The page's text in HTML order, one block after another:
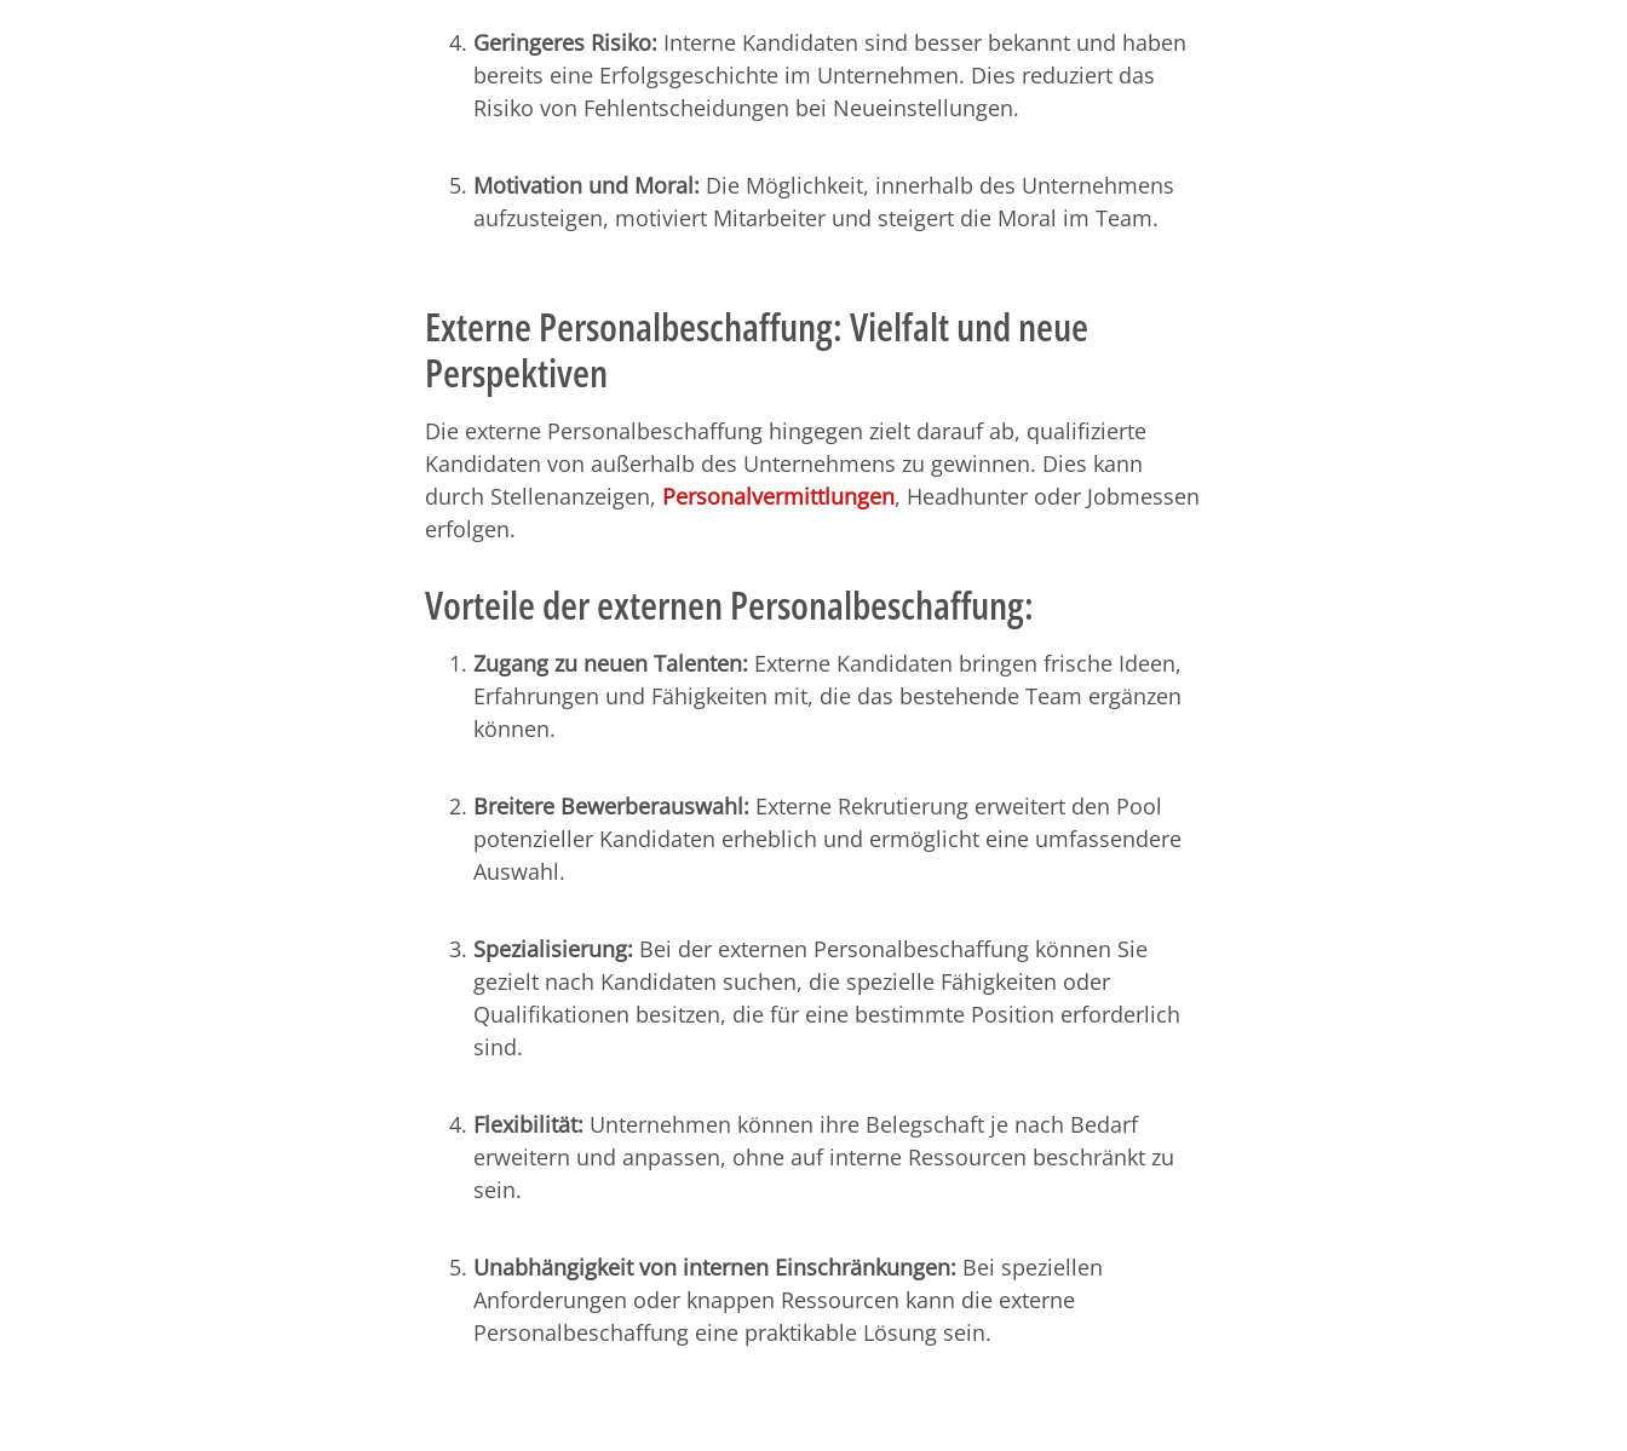
Geringeres Risiko: Interne Kandidaten sind besser bekannt und haben
bereits eine Erfolgsgeschichte im Unternehmen. Dies reduziert das
Risiko von Fehlentscheidungen bei Neueinstellungen.
Motivation und Moral: Die Möglichkeit, innerhalb des Unternehmens
aufzusteigen, motiviert Mitarbeiter und steigert die Moral im Team.
Externe Personalbeschaffung: Vielfalt und neue
Perspektiven
Die externe Personalbeschaffung hingegen zielt darauf ab, qualifizierte
Kandidaten von außerhalb des Unternehmens zu gewinnen. Dies kann
durch Stellenanzeigen, Personalvermittlungen, Headhunter oder Jobmessen
erfolgen.
Vorteile der externen Personalbeschaffung:
Zugang zu neuen Talenten: Externe Kandidaten bringen frische Ideen,
Erfahrungen und Fähigkeiten mit, die das bestehende Team ergänzen
können.
Breitere Bewerberauswahl: Externe Rekrutierung erweitert den Pool
potenzieller Kandidaten erheblich und ermöglicht eine umfassendere
Auswahl.
Spezialisierung: Bei der externen Personalbeschaffung können Sie
gezielt nach Kandidaten suchen, die spezielle Fähigkeiten oder
Qualifikationen besitzen, die für eine bestimmte Position erforderlich
sind.
Flexibilität: Unternehmen können ihre Belegschaft je nach Bedarf
erweitern und anpassen, ohne auf interne Ressourcen beschränkt zu
sein.
Unabhängigkeit von internen Einschränkungen: Bei speziellen
Anforderungen oder knappen Ressourcen kann die externe
Personalbeschaffung eine praktikable Lösung sein.